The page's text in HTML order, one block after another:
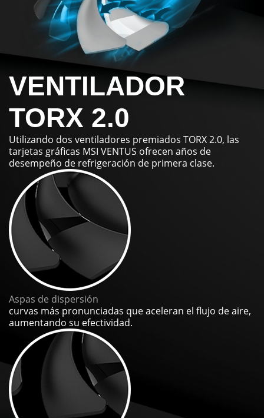
VENTILADOR
TORX 2.0
Utilizando dos ventiladores premiados TORX 2.0, las
tarjetas gráficas MSI VENTUS ofrecen años de
desempeño de refrigeración de primera clase.
Aspas de dispersión
curvas más pronunciadas que aceleran el flujo de aire,
aumentando su efectividad.